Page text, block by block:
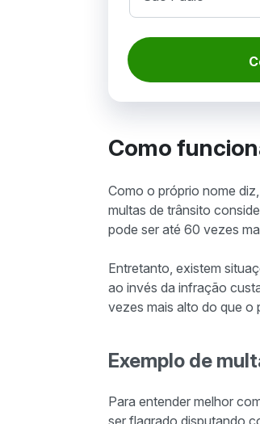
Como
Como o próprio nome
multas de trânsito
pode ser até 60 vezes
Entretanto, existem
ao invés da infração
vezes mais alto do que o
Exemplo de
Para entender melhor